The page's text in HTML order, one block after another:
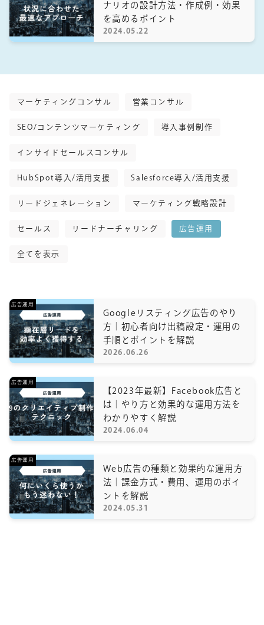
ナリオの設計方法・作成例・効果
を高めるポイント
2024.05.22
マーケティングコンサル 営業コンサル
SEO/コンテンツマーケティング 導入事例制作
インサイドセールスコンサル
HubSpot導入/活用支援 Salesforce導入/活用支援
リードジェネレーション マーケティング戦略設計
セールス リードナーチャリング 広告運用
全てを表示
広告運用
Googleリスティング広告のやり
方｜初心者向け出稿設定・運用の
手順とポイントを解説
2026.06.26
広告運用
【2023年最新】Facebook広告と
は｜やり方と効果的な運用方法を
わかりやすく解説
2024.06.04
広告運用
Web広告の種類と効果的な運用方
法｜課金方式・費用、運用のポイ
ントを解説
2024.05.31